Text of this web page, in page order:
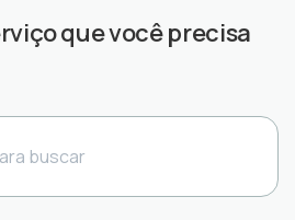
que você precisa